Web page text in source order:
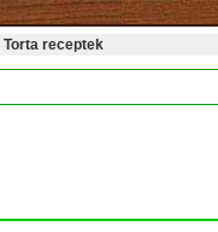
receptek